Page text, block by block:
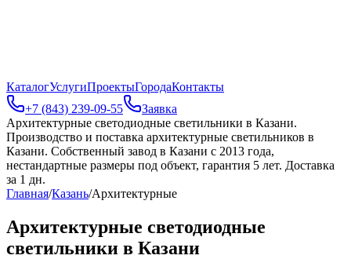
КаталогУслугиПроектыГородаКонтакты
+7 (843) 239-09-55
Заявка
Архитектурные светодиодные светильники в Казани.
Производство и поставка архитектурные светильников в
Казани. Собственный завод в Казани с 2013 года,
нестандартные размеры под объект, гарантия 5 лет. Доставка
за 1 дн.
Главная/Казань/Архитектурные
Архитектурные светодиодные
светильники в Казани